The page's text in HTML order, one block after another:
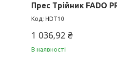
Прес Трійник FADO
HDT10
1 036,92 ₴
В наявності